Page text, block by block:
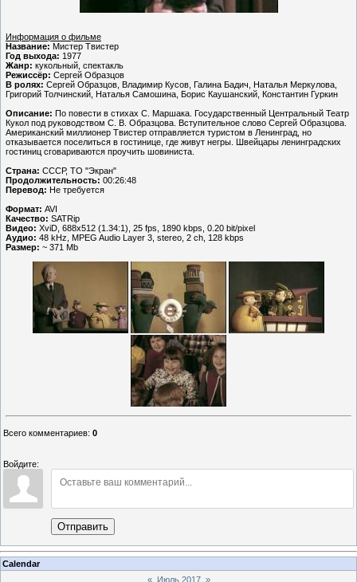
Информация о фильме
Название: Мистер Твистер
Год выхода: 1977
Жанр: кукольный, спектакль
Режиссёр: Сергей Образцов
В ролях: Сергей Образцов, Владимир Кусов, Галина Бадич, Наталья Меркулова,
Григорий Толчинский, Наталья Самошина, Борис Каушанский, Константин Гуркин
Описание: По повести в стихах С. Маршака. Государственный Центральный Театр
Кукол под руководством С. В. Образцова. Вступительное слово Сергей Образцова.
Американский миллионер Твистер отправляется туристом в Ленинград, но
отказывается поселиться в гостинице, где живут негры. Швейцары ленинградских
гостиниц сговариваются проучить шовиниста.
Страна: СССР, ТО "Экран"
Продолжительность: 00:26:48
Перевод: Не требуется
Формат: AVI
Качество: SATRip
Видео: XviD, 688x512 (1.34:1), 25 fps, 1890 kbps, 0.20 bit/pixel
Аудио: 48 kHz, MPEG Audio Layer 3, stereo, 2 ch, 128 kbps
Размер: ~ 371 Mb
Всего комментариев: 0
Войдите:
Отправить
Calendar
«
Июль 2017 »